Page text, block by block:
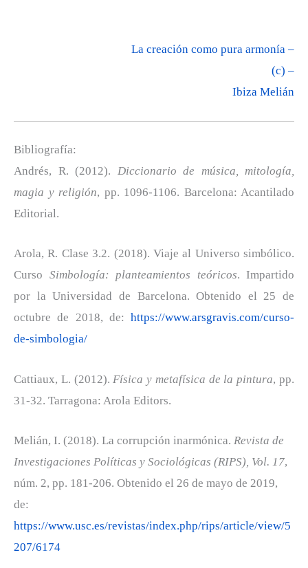
La creación como pura armonía –
(c) –
Ibiza Melián
Bibliografía:
Andrés, R. (2012). Diccionario de música, mitología,
magia y religión, pp. 1096-1106. Barcelona: Acantilado
Editorial.
Arola, R. Clase 3.2. (2018). Viaje al Universo simbólico.
Curso Simbología: planteamientos teóricos. Impartido
por la Universidad de Barcelona. Obtenido el 25 de
octubre de 2018, de: https://www.arsgravis.com/curso-
de-simbologia/
Cattiaux, L. (2012). Física y metafísica de la pintura, pp.
31-32. Tarragona: Arola Editors.
Melián, I. (2018). La corrupción inarmónica. Revista de
Investigaciones Políticas y Sociológicas (RIPS), Vol. 17,
núm. 2, pp. 181-206. Obtenido el 26 de mayo de 2019,
de:
https://www.usc.es/revistas/index.php/rips/article/view/5
207/6174